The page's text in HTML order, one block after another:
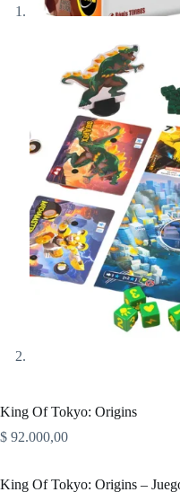
King Of Tokyo: Origins
$ 92.000,00
King Of Tokyo: Origins –